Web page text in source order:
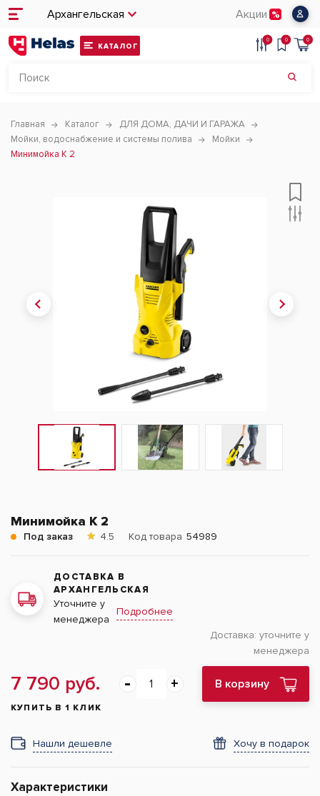
Архангельская Акции
КАТАЛОГ
0 0 0
Главная Каталог
ДЛЯ ДОМА, ДАЧИ И ГАРАЖА
Мойки, водоснабжение и системы полива
Мойки
Минимойка K 2
Минимойка K 2
Под заказ 4.5 Код товара 54989
ДОСТАВКА В
АРХАНГЕЛЬСКАЯ
Уточните у
менеджера
Подробнее
Доставка: уточните у
менеджера
7 790 руб. В корзину
КУПИТЬ В 1 КЛИК
Нашли дешевле Хочу в подарок
Характеристики